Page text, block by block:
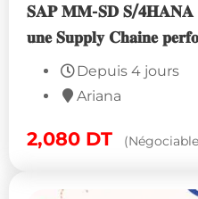
𝐒𝐀𝐏 𝐌𝐌-𝐒𝐃 𝐒/𝟒𝐇𝐀𝐍𝐀 :
𝐮𝐧𝐞 𝐒𝐮𝐩𝐩𝐥𝐲 𝐂𝐡𝐚𝐢𝐧𝐞
Depuis 4 jours
Ariana
2,080 DT